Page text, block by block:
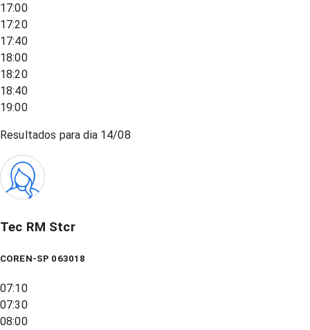
17:00
17:20
17:40
18:00
18:20
18:40
19:00
Resultados para dia 14/08
Tec RM Stcr
COREN-SP 063018
07:10
07:30
08:00